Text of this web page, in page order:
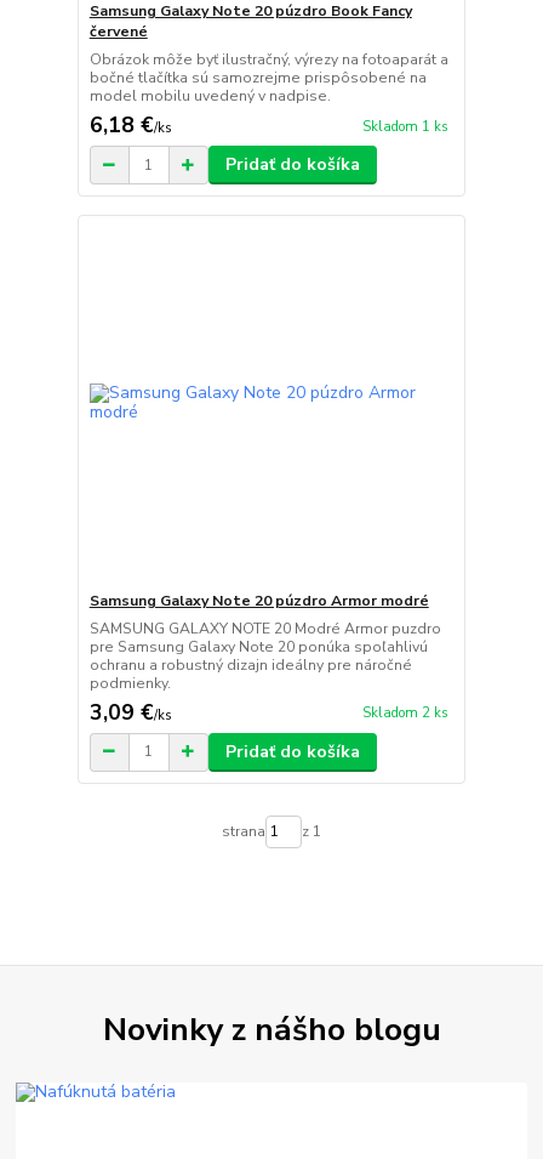
Samsung Galaxy Note 20 púzdro Book Fancy
červené
Obrázok môže byť ilustračný, výrezy na fotoaparát a
bočné tlačítka sú samozrejme prispôsobené na
model mobilu uvedený v nadpise.
6,18 €/ks Skladom 1 ks
Pridať do košíka
Samsung Galaxy Note 20 púzdro Armor modré
SAMSUNG GALAXY NOTE 20 Modré Armor puzdro
pre Samsung Galaxy Note 20 ponúka spoľahlivú
ochranu a robustný dizajn ideálny pre náročné
podmienky.
3,09 €/ks Skladom 2 ks
Pridať do košíka
strana z 1
Novinky z nášho blogu